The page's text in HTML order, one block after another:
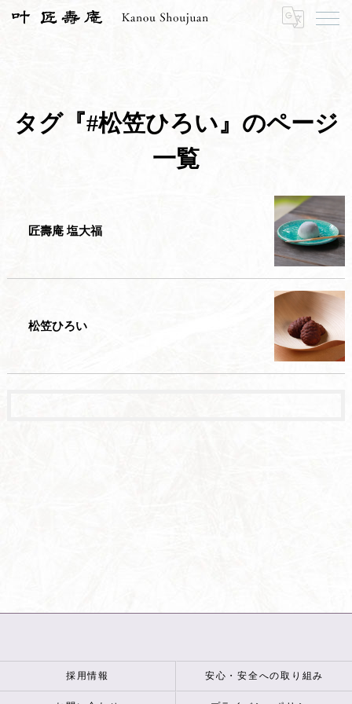
#松笠ひろい
タグ『#松笠ひろい』のページ
一覧
匠壽庵 塩大福
松笠ひろい
採用情報 安心・安全への取り組み